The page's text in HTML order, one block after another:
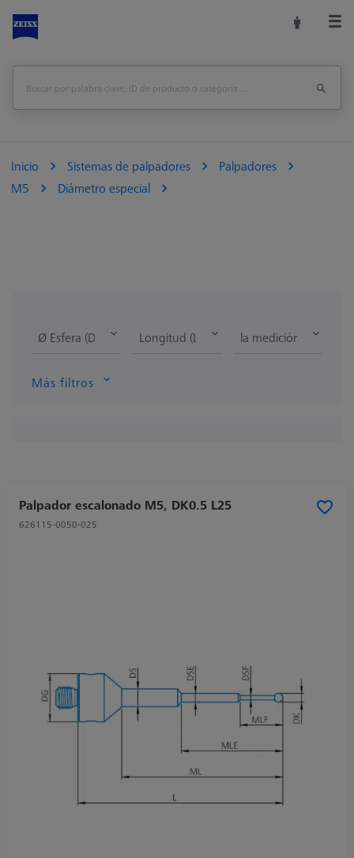
Inicio Sistemas de palpadores
Palpadores
M5
Diámetro especial
Ø Esfera (DK) Longitud (L) la medición de la
Más filtros
Palpador escalonado M5, DK0.5 L25
626115-0050-025